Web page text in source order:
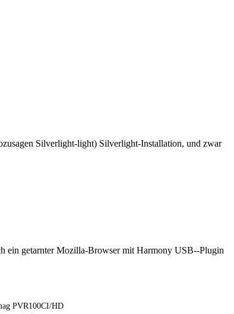
Silverlight-light) Silverlight-Installation, und zwar
ein getarnter Mozilla-Browser mit Harmony USB--Plugin
PVR100CI/HD